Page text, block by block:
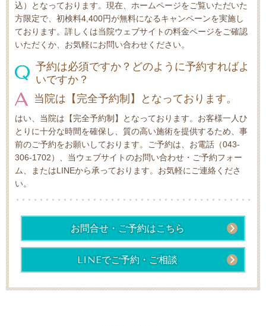
込）となっております。現在、ホームページをご覧いただいた
方限定で、初検料4,400円が無料になるキャンペーンを実施し
ております。詳しくは当院ウェブサイトの料金ページをご確認
いただくか、お気軽にお問い合わせください。
予約は必須ですか？どのように予約すればよ
いですか？
当院は【完全予約制】となっております。
はい、当院は【完全予約制】となっております。お客様一人ひ
とりに十分な時間を確保し、質の高い施術を提供するため、事
前のご予約をお願いしております。ご予約は、お電話（043-
306-1702）、当ウェブサイトのお問い合わせ・ご予約フォー
ム、またはLINEから承っております。お気軽にご連絡くださ
い。
お問合せ・ご予約はこちら
LINEでご予約・ご相談